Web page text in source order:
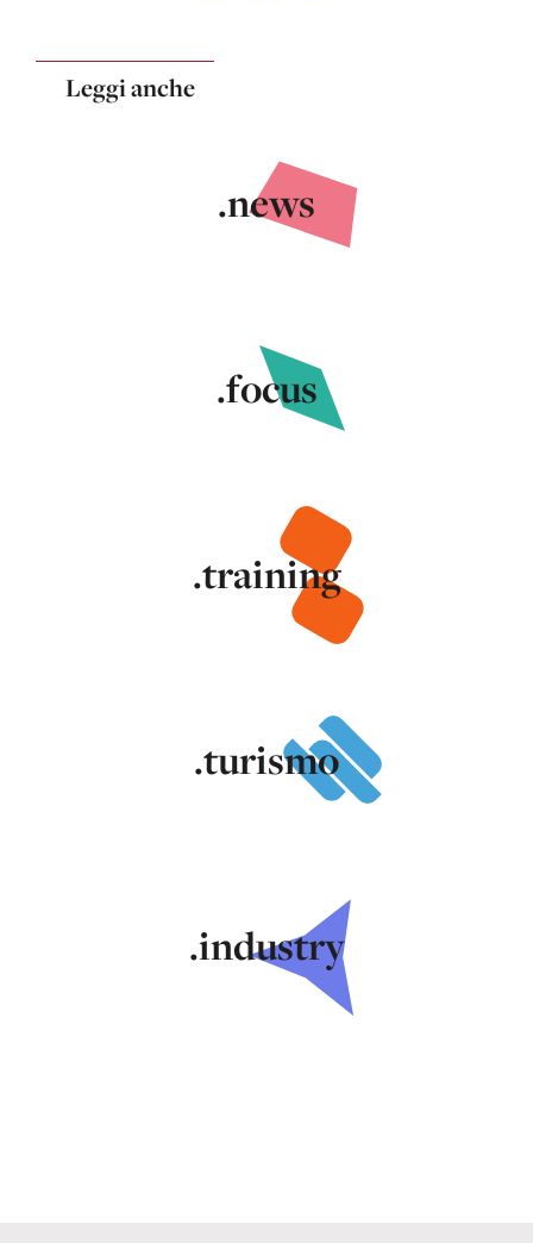
Leggi anche
.news
.focus
.training
.turismo
.industry